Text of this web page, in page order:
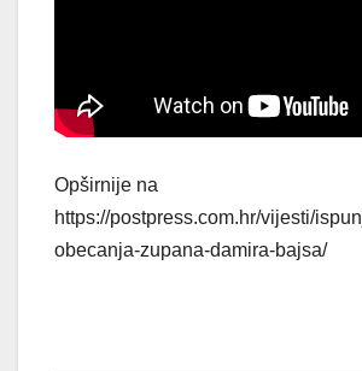
Opširnije na
https://postpress.com.hr/vijesti/
obecanja-zupana-damira-bajsa/